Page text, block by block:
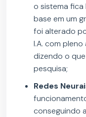
o sistema
base em um
foi alterado
I.A. com
dizendo o
pesquisa;
Redes
conseguindo